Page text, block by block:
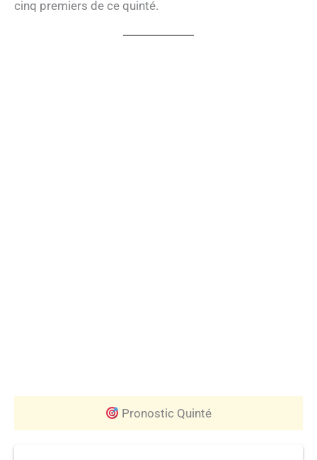
cinq premiers de ce quinté.
Pronostic Quinté